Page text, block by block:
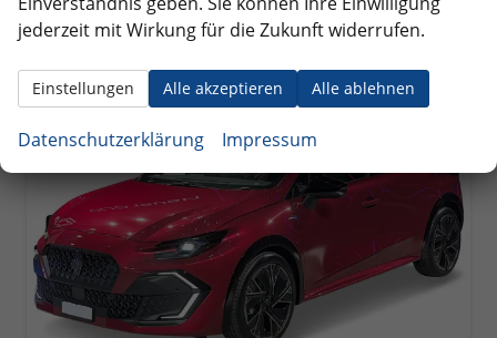
ab 216,– € mtl.
jederzeit mit Wirkung für die Zukunft widerrufen.
Alle akzeptieren Alle ablehnen
Einstellungen
Datenschutzerklärung Impressum